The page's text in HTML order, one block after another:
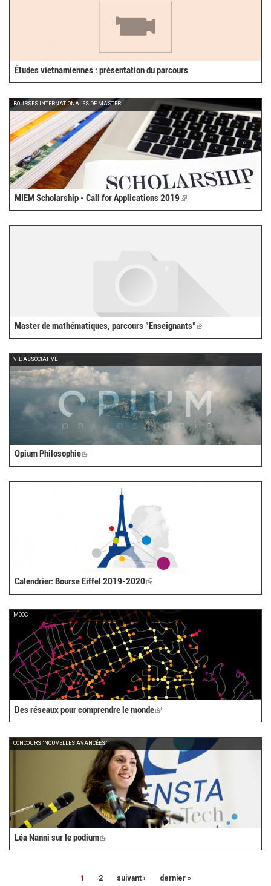
Études vietnamiennes : présentation du parcours
BOURSES INTERNATIONALES DE MASTER
MIEM Scholarship - Call for Applications 2019(link
is
Master de mathématiques, parcours "Enseignants"(link
is
VIE ASSOCIATIVE
Opium Philosophie(link
Calendrier: Bourse Eiffel 2019-2020(link
MOOC
Des réseaux pour comprendre le monde(link
CONCOURS "NOUVELLES AVANCÉES"
Léa Nanni sur le podium(link
is
1 2 suivant › dernier »